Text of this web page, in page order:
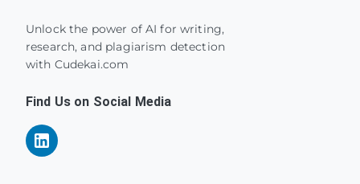
Unlock the power of AI for writing,
research, and plagiarism detection
with Cudekai.com
Find Us on Social Media